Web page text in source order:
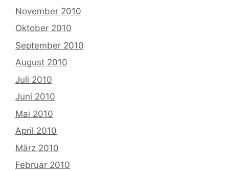
November 2010
Oktober 2010
September 2010
August 2010
Juli 2010
Juni 2010
Mai 2010
April 2010
März 2010
Februar 2010